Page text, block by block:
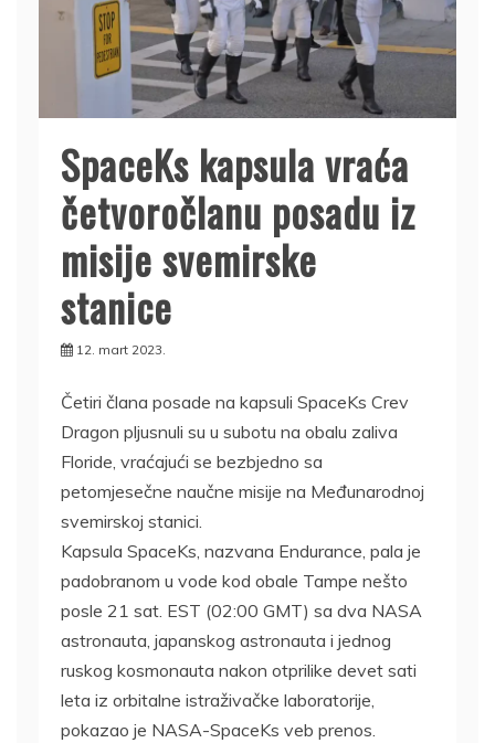
SpaceKs kapsula vraća
četvoročlanu posadu iz
misije svemirske
stanice
12. mart 2023.
Četiri člana posade na kapsuli SpaceKs Crev
Dragon pljusnuli su u subotu na obalu zaliva
Floride, vraćajući se bezbjedno sa
petomjesečne naučne misije na Međunarodnoj
svemirskoj stanici.
Kapsula SpaceKs, nazvana Endurance, pala je
padobranom u vode kod obale Tampe nešto
posle 21 sat. EST (02:00 GMT) sa dva NASA
astronauta, japanskog astronauta i jednog
ruskog kosmonauta nakon otprilike devet sati
leta iz orbitalne istraživačke laboratorije,
pokazao je NASA-SpaceKs veb prenos.